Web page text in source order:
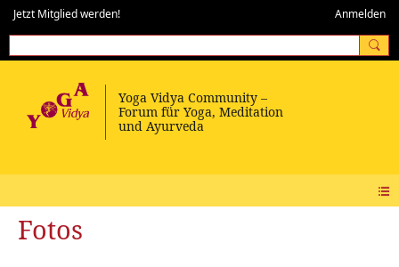
Jetzt Mitglied werden! Anmelden
Fotos